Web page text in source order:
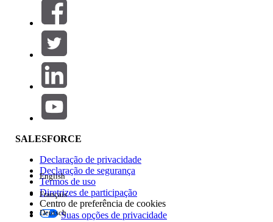
Filtros (0)
SELECIONAR FILTROS
Área de produtos
Impacto do recurso
Edição
SALESFORCE
Declaração de privacidade
Declaração de segurança
Termos de uso
Diretrizes de participação
Centro de preferência de cookies
Suas opções de privacidade
English
Français
Deutsch